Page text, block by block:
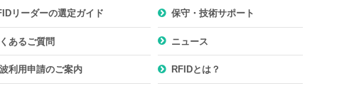
リーダーの選定ガイド
あるご質問
利用申請のご案内
保守・技術サポート
ニュース
RFIDとは？